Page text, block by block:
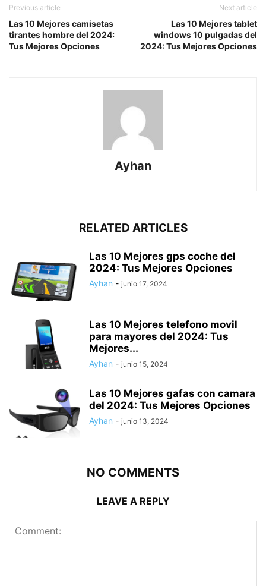
Previous article
Las 10 Mejores camisetas
tirantes hombre del 2024:
Tus Mejores Opciones
Next article
Las 10 Mejores tablet
windows 10 pulgadas del
2024: Tus Mejores Opciones
Ayhan
RELATED ARTICLES
Las 10 Mejores gps coche del
2024: Tus Mejores Opciones
Ayhan - junio 17, 2024
Las 10 Mejores telefono movil
para mayores del 2024: Tus
Mejores...
Ayhan - junio 15, 2024
Las 10 Mejores gafas con camara
del 2024: Tus Mejores Opciones
Ayhan - junio 13, 2024
NO COMMENTS
LEAVE A REPLY